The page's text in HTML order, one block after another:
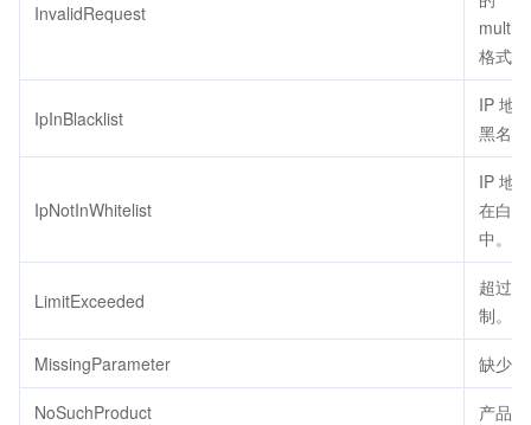
InvalidRequest
格式
IpInBlacklist
IP 地
黑名
IpNotInWhitelist
IP 地
在白
中。
LimitExceeded
超过
制。
MissingParameter 缺少
NoSuchProduct 产品